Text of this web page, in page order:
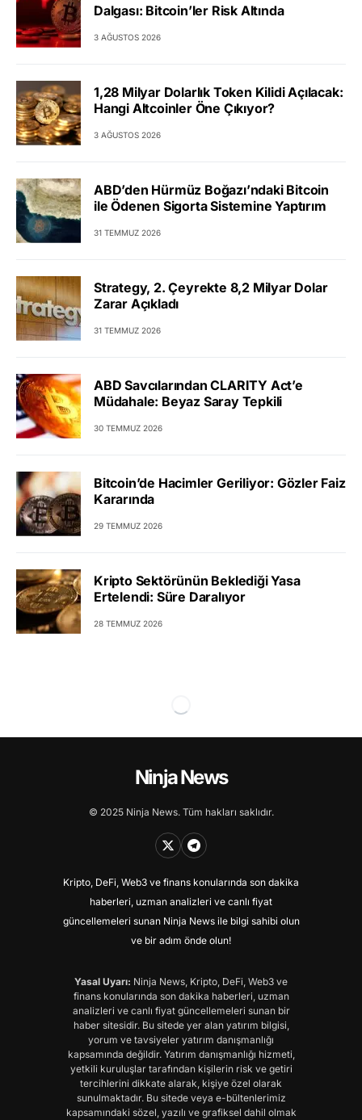
Dalgası: Bitcoin’ler Risk Altında
3 AĞUSTOS 2026
1,28 Milyar Dolarlık Token Kilidi Açılacak:
Hangi Altcoinler Öne Çıkıyor?
3 AĞUSTOS 2026
ABD’den Hürmüz Boğazı’ndaki Bitcoin
ile Ödenen Sigorta Sistemine Yaptırım
31 TEMMUZ 2026
Strategy, 2. Çeyrekte 8,2 Milyar Dolar
Zarar Açıkladı
31 TEMMUZ 2026
ABD Savcılarından CLARITY Act’e
Müdahale: Beyaz Saray Tepkili
30 TEMMUZ 2026
Bitcoin’de Hacimler Geriliyor: Gözler Faiz
Kararında
29 TEMMUZ 2026
Kripto Sektörünün Beklediği Yasa
Ertelendi: Süre Daralıyor
28 TEMMUZ 2026
Ninja News
© 2025 Ninja News. Tüm hakları saklıdır.
Kripto, DeFi, Web3 ve finans konularında son dakika
haberleri, uzman analizleri ve canlı fiyat
güncellemeleri sunan Ninja News ile bilgi sahibi olun
ve bir adım önde olun!
Yasal Uyarı: Ninja News, Kripto, DeFi, Web3 ve
finans konularında son dakika haberleri, uzman
analizleri ve canlı fiyat güncellemeleri sunan bir
haber sitesidir. Bu sitede yer alan yatırım bilgisi,
yorum ve tavsiyeler yatırım danışmanlığı
kapsamında değildir. Yatırım danışmanlığı hizmeti,
yetkili kuruluşlar tarafından kişilerin risk ve getiri
tercihlerini dikkate alarak, kişiye özel olarak
sunulmaktadır. Bu sitede veya e-bültenlerimiz
kapsamındaki sözel, yazılı ve grafiksel dahil olmak